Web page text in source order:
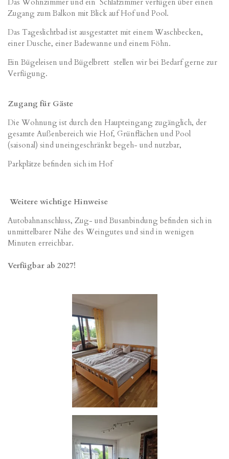
Zugang zum Balkon mit Blick auf Hof und Pool.
Das Tageslichtbad ist ausgestattet mit einem Waschbecken,
einer Dusche, einer Badewanne und einem Föhn.
Ein Bügeleisen und Bügelbrett stellen wir bei Bedarf gerne zur
Verfügung.
Zugang für Gäste
Die Wohnung ist durch den Haupteingang zugänglich, der
gesamte Außenbereich wie Hof, Grünflächen und Pool
(saisonal) sind uneingeschränkt begeh- und nutzbar,
Parkplätze befinden sich im Hof
Weitere wichtige Hinweise
Autobahnanschluss, Zug- und Busanbindung befinden sich in
unmittelbarer Nähe des Weingutes und sind in wenigen
Minuten erreichbar.
Verfügbar ab 2027!